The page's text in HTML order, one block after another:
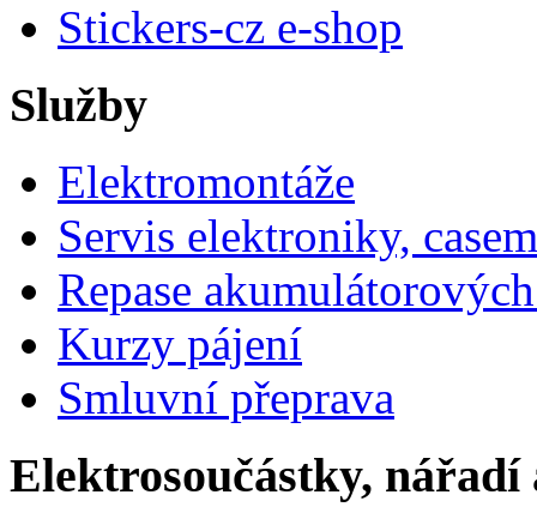
Stickers-cz e-shop
Služby
Elektromontáže
Servis elektroniky,
Repase
Kurzy pájení
Smluvní přeprava
Elektrosoučástky, nářadí